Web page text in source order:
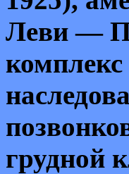
Леви —
грудной